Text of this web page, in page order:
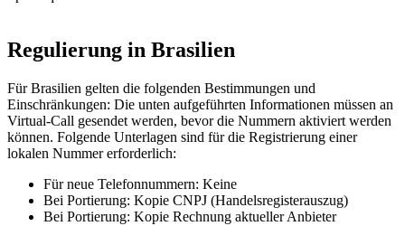
Regulierung in Brasilien
Für Brasilien gelten die folgenden Bestimmungen und
Einschränkungen: Die unten aufgeführten Informationen müssen an
Virtual-Call gesendet werden, bevor die Nummern aktiviert werden
können. Folgende Unterlagen sind für die Registrierung einer
lokalen Nummer erforderlich:
Für neue Telefonnummern: Keine
Bei Portierung: Kopie CNPJ (Handelsregisterauszug)
Bei Portierung: Kopie Rechnung aktueller Anbieter